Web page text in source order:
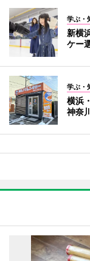
学ぶ・
新横
ケー
学ぶ・
横浜
神奈